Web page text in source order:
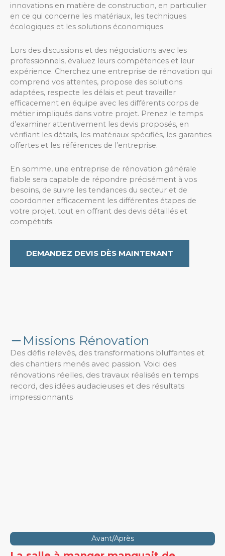
innovations en matière de construction, en particulier
en ce qui concerne les matériaux, les techniques
écologiques et les solutions économiques.
Lors des discussions et des négociations avec les
professionnels, évaluez leurs compétences et leur
expérience. Cherchez une entreprise de rénovation qui
comprend vos attentes, propose des solutions
adaptées, respecte les délais et peut travailler
efficacement en équipe avec les différents corps de
métier impliqués dans votre projet. Prenez le temps
d’examiner attentivement les devis proposés, en
vérifiant les détails, les matériaux spécifiés, les garanties
offertes et les références de l’entreprise.
En somme, une entreprise de rénovation générale
fiable sera capable de répondre précisément à vos
besoins, de suivre les tendances du secteur et de
coordonner efficacement les différentes étapes de
votre projet, tout en offrant des devis détaillés et
compétitifs.
DEMANDEZ DEVIS DÈS MAINTENANT
Missions Rénovation
Des défis relevés, des transformations bluffantes et
des chantiers menés avec passion. Voici des
rénovations réelles, des travaux réalisés en temps
record, des idées audacieuses et des résultats
impressionnants
Avant/Après